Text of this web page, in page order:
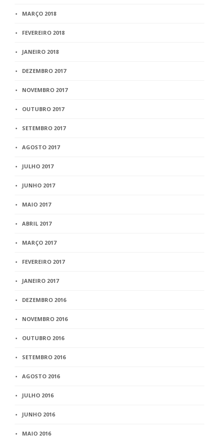
MARÇO 2018
FEVEREIRO 2018
JANEIRO 2018
DEZEMBRO 2017
NOVEMBRO 2017
OUTUBRO 2017
SETEMBRO 2017
AGOSTO 2017
JULHO 2017
JUNHO 2017
MAIO 2017
ABRIL 2017
MARÇO 2017
FEVEREIRO 2017
JANEIRO 2017
DEZEMBRO 2016
NOVEMBRO 2016
OUTUBRO 2016
SETEMBRO 2016
AGOSTO 2016
JULHO 2016
JUNHO 2016
MAIO 2016